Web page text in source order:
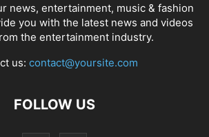
news, entertainment, music & fashion
you with the latest news and videos
the entertainment industry.
us: contact@yoursite.com
FOLLOW US